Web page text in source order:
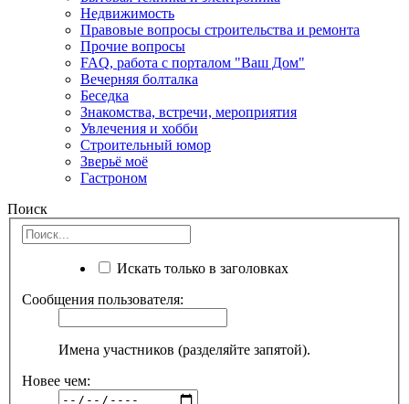
Недвижимость
Правовые вопросы строительства и ремонта
Прочие вопросы
FAQ, работа с порталом "Ваш Дом"
Вечерняя болталка
Беседка
Знакомства, встречи, мероприятия
Увлечения и хобби
Строительный юмор
Зверьё моё
Гастроном
Поиск
Искать только в заголовках
Сообщения пользователя:
Имена участников (разделяйте запятой).
Новее чем: